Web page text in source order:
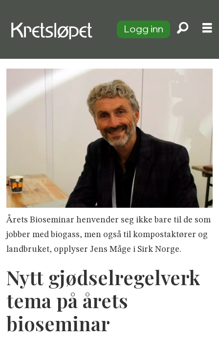
Logg inn
Årets Bioseminar henvender seg ikke bare til de som
jobber med biogass, men også til kompostaktører og
landbruket, opplyser Jens Måge i Sirk Norge.
Nytt gjødselregelverk
tema på årets
bioseminar